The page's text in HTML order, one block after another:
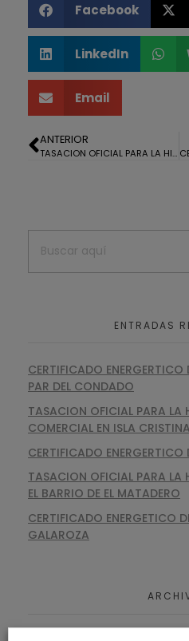
Facebook
LinkedIn
Email
ANTERIOR
TASACION OFICIAL PARA LA HIPOTECA DE UN PISO EN MATALASCAÑAS
ENTRADAS
CERTIFICADO ENERGERTICO
PAR DEL CONDADO
TASACION OFICIAL PARA LA
COMERCIAL EN ISLA CRISTINA
CERTIFICADO ENERGERTICO
TASACION OFICIAL PARA LA
EL BARRIO DE EL MATADERO
CERTIFICADO ENERGETICO
GALAROZA